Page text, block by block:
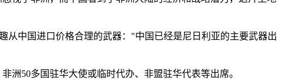
从中国进口价格合理的武器："中国已经是尼日利亚的主要武器出
洲50多国驻华大使或临时代办、非盟驻华代表等出席。